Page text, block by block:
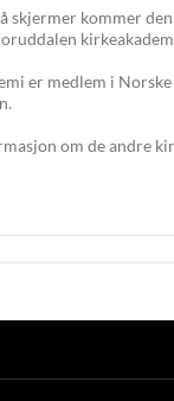
skjermer kommer
er medlem i
om de andre